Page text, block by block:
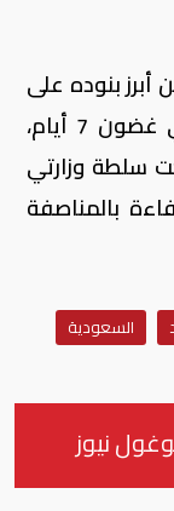
أبرز بنوده على
عودة الحكومة الشرعية إلى عدن في غضون 7 أيام،
سلطة وزارتي
بالمناصفة
السعودية
نيوز